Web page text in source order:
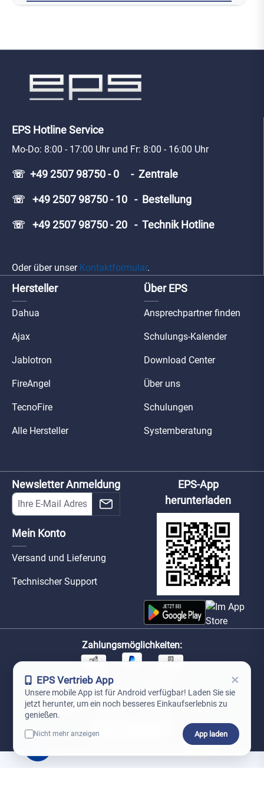
EPS Hotline Service
Mo-Do: 8:00 - 17:00 Uhr und Fr: 8:00 - 16:00 Uhr
☏ +49 2507 98750 - 0 - Zentrale
☏ +49 2507 98750 - 10 - Bestellung
☏ +49 2507 98750 - 20 - Technik Hotline
Oder über unser Kontaktformular.
Hersteller
Dahua
Ajax
Jablotron
FireAngel
TecnoFire
Alle Hersteller
Über EPS
Ansprechpartner finden
Schulungs-Kalender
Download Center
Über uns
Schulungen
Systemberatung
Newsletter Anmeldung
Mein Konto
Versand und Lieferung
Technischer Support
EPS-App
herunterladen
Zahlungsmöglichkeiten:
Unsere Versandpartner:
EPS Vertrieb App ×
Unsere mobile App ist für Android verfügbar! Laden Sie sie
jetzt herunter, um ein noch besseres Einkaufserlebnis zu
genießen.
Nicht mehr anzeigen App laden